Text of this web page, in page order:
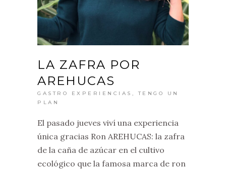
LA ZAFRA POR
AREHUCAS
GASTRO EXPERIENCIAS ,TENGO UN
PLAN
El pasado jueves viví una experiencia
única gracias Ron AREHUCAS: la zafra
de la caña de azúcar en el cultivo
ecológico que la famosa marca de ron